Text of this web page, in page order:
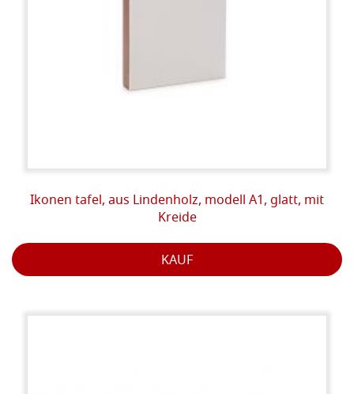
Ikonen tafel, aus Lindenholz, modell A1, glatt, mit
Kreide
KAUF